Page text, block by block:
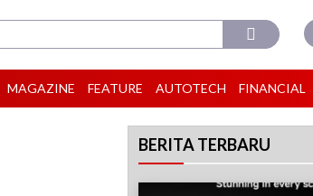
MAGAZINE FEATURE AUTOTECH FINANCIAL
BERITA TERBARU